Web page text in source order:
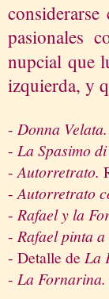
pasionales
nupcial que
izquierda, y
- Donna Velata.
- La Spasimo
-Autorretrato.
-Autorretrato
- Rafael y la
- Rafael pinta
- Detalle de La
- La Fornarina.